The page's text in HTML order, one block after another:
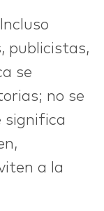
publicistas,
se
no se
significa
a la